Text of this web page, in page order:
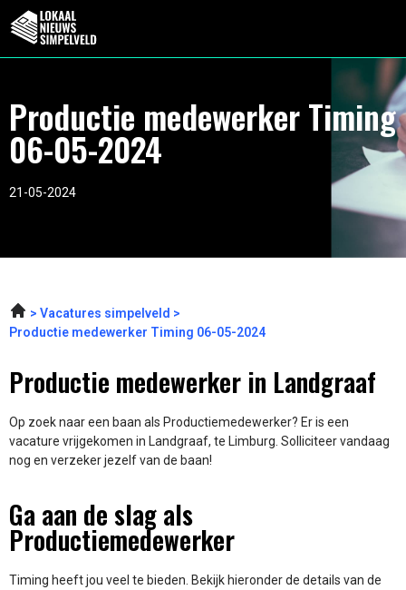
Productie medewerker Timing
06-05-2024
21-05-2024
Vacatures simpelveld
Productie medewerker Timing 06-05-2024
Productie medewerker in Landgraaf
Op zoek naar een baan als Productiemedewerker? Er is een
vacature vrijgekomen in Landgraaf, te Limburg. Solliciteer vandaag
nog en verzeker jezelf van de baan!
Ga aan de slag als
Productiemedewerker
Timing heeft jou veel te bieden. Bekijk hieronder de details van de